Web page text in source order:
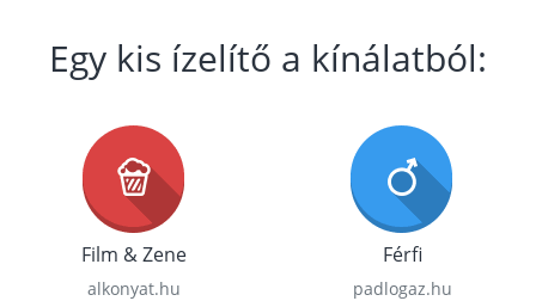
Egy kis ízelítő a kínálatból:
Film & Zene
alkonyat.hu
Férfi
padlogaz.hu